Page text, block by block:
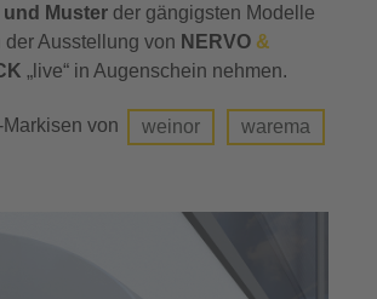
Muster der gängigsten Modelle
der Ausstellung von NERVO &
„live“ in Augenschein nehmen.
von weinor warema